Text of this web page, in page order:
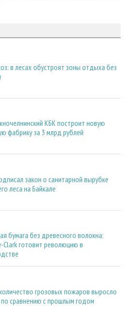
в лесах обустроят зоны отдыха без
КБК построит новую
фабрику за 3 млрд рублей
закон о санитарной вырубке
леса на Байкале
бумага без древесного волокна:
Clark готовит революцию в
грозовых пожаров выросло
по сравнению с прошлым годом